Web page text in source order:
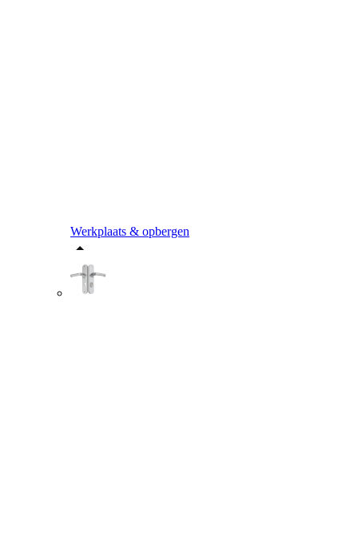
Werkplaats & opbergen